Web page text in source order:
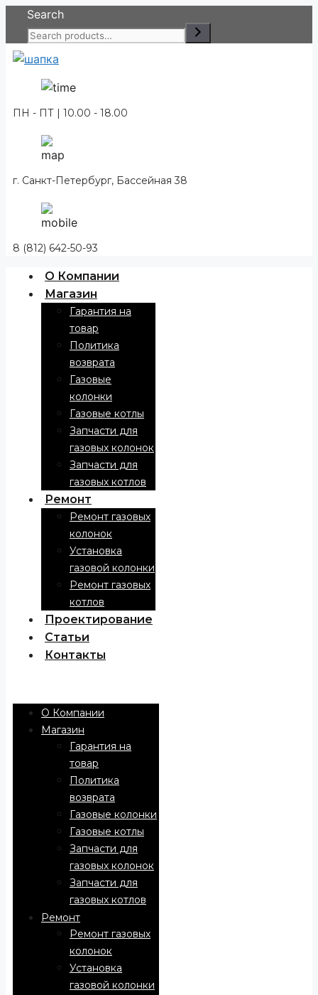
Перейти
содержимому
Search
ПН - ПТ | 10.00 - 18.00
г. Санкт-Петербург, Бассейная 38
8 (812) 642-50-93
О Компании
Магазин
Гарантия на
товар
Политика
возврата
Газовые
колонки
Газовые котлы
Запчасти для
газовых колонок
Запчасти для
газовых котлов
Ремонт
Ремонт газовых
колонок
Установка
газовой колонки
Ремонт газовых
котлов
Проектирование
Статьи
Контакты
О Компании
Магазин
Гарантия на
товар
Политика
возврата
Газовые колонки
Газовые котлы
Запчасти для
газовых колонок
Запчасти для
газовых котлов
Ремонт
Ремонт газовых
колонок
Установка
газовой колонки